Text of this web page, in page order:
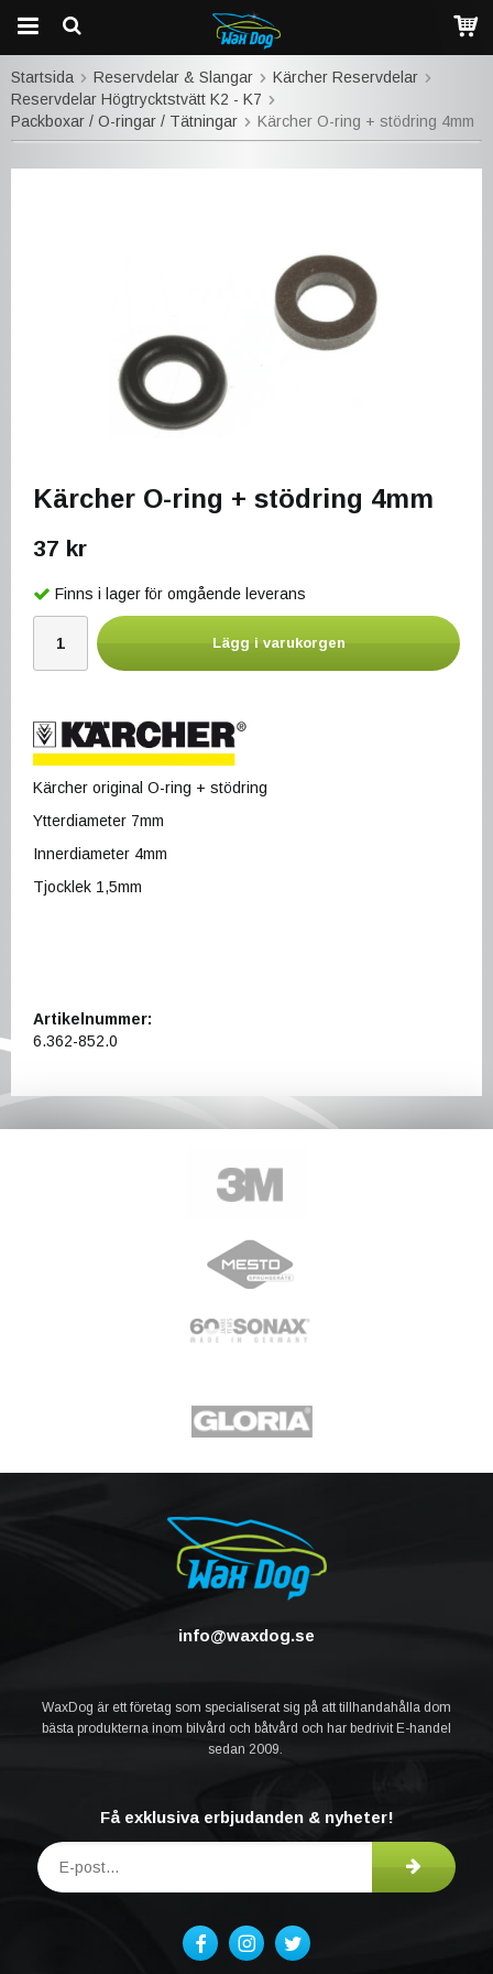
Startsida Reservdelar & Slangar
Kärcher Reservdelar
Reservdelar Högtrycktstvätt K2 - K7
Packboxar / O-ringar / Tätningar
Kärcher O-ring + stödring 4mm
Kärcher O-ring + stödring 4mm
37 kr
Finns i lager för omgående leverans
Lägg i varukorgen
Kärcher original O-ring + stödring
Ytterdiameter 7mm
Innerdiameter 4mm
Tjocklek 1,5mm
Artikelnummer:
6.362-852.0
info@waxdog.se
WaxDog är ett företag som specialiserat sig på att tillhandahålla dom
bästa produkterna inom bilvård och båtvård och har bedrivit E-handel
sedan 2009.
Få exklusiva erbjudanden & nyheter!